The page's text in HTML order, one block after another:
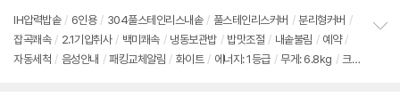
IH압력밥솥 / 6인용 / 304풀스테인리스내솥 / 풀스테인리스커버 / 분리형커버 /
잡곡쾌속 / 2.1기압취사 / 백미쾌속 / 냉동보관밥 / 밥맛조절 / 내솥불림 / 예약 /
자동세척 / 음성안내 / 패킹교체알림 / 화이트 / 에너지: 1등급 / 무게: 6.8kg / 크